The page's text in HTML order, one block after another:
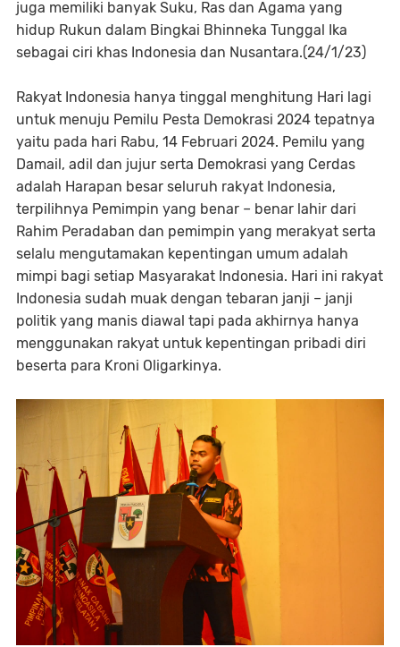
juga memiliki banyak Suku, Ras dan Agama yang
hidup Rukun dalam Bingkai Bhinneka Tunggal Ika
sebagai ciri khas Indonesia dan Nusantara.(24/1/23)
Rakyat Indonesia hanya tinggal menghitung Hari lagi
untuk menuju Pemilu Pesta Demokrasi 2024 tepatnya
yaitu pada hari Rabu, 14 Februari 2024. Pemilu yang
Damail, adil dan jujur serta Demokrasi yang Cerdas
adalah Harapan besar seluruh rakyat Indonesia,
terpilihnya Pemimpin yang benar – benar lahir dari
Rahim Peradaban dan pemimpin yang merakyat serta
selalu mengutamakan kepentingan umum adalah
mimpi bagi setiap Masyarakat Indonesia. Hari ini rakyat
Indonesia sudah muak dengan tebaran janji – janji
politik yang manis diawal tapi pada akhirnya hanya
menggunakan rakyat untuk kepentingan pribadi diri
beserta para Kroni Oligarkinya.